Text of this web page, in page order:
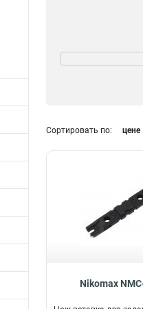
200-т 1
Сортировать по: цене
Nikomax